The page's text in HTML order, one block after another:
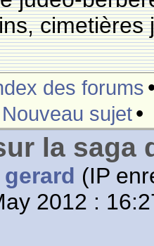
des forums
Nouveau sujet•
la saga
gerard (IP
2012 :